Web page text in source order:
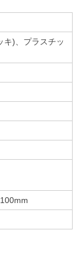
キ)、プラスチッ